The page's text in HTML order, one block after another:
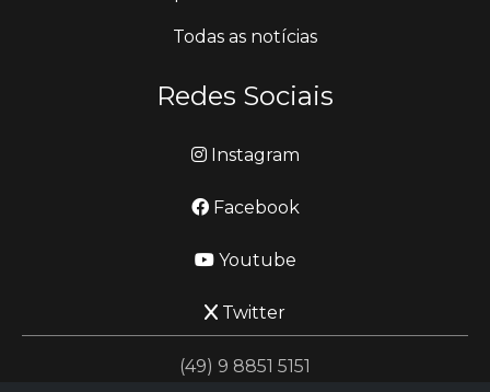
Todas as notícias
Redes Sociais
Instagram
Facebook
Youtube
Twitter
(49) 9 8851 5151